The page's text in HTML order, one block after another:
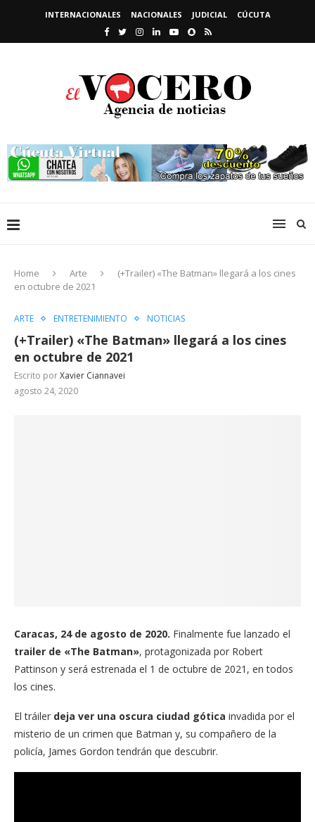
INTERNACIONALES NACIONALES JUDICIAL CÚCUTA
Home Arte
(+Trailer) «The Batman» llegará a los cines
en octubre de 2021
ARTE ENTRETENIMIENTO NOTICIAS
(+Trailer) «The Batman» llegará a los cines
en octubre de 2021
Escrito porXavier Ciannavei
agosto 24, 2020
Caracas, 24 de agosto de 2020. Finalmente fue lanzado el
trailer de «The Batman», protagonizada por Robert
Pattinson y será estrenada el 1 de octubre de 2021, en todos
los cines.
El tráiler deja ver una oscura ciudad gótica invadida por el
misterio de un crimen que Batman y, su compañero de la
policía, James Gordon tendrán que descubrir.